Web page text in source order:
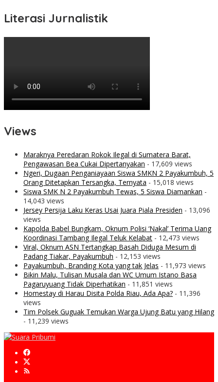
Literasi Jurnalistik
Views
Maraknya Peredaran Rokok Ilegal di Sumatera Barat,
Pengawasan Bea Cukai Dipertanyakan - 17,609 views
Ngeri, Dugaan Penganiayaan Siswa SMKN 2 Payakumbuh, 5
Orang Ditetapkan Tersangka, Ternyata - 15,018 views
Siswa SMK N 2 Payakumbuh Tewas, 5 Siswa Diamankan -
14,043 views
Jersey Persija Laku Keras Usai Juara Piala Presiden - 13,096
views
Kapolda Babel Bungkam, Oknum Polisi ‘Nakal’ Terima Uang
Koordinasi Tambang Ilegal Teluk Kelabat - 12,473 views
Viral, Oknum ASN Tertangkap Basah Diduga Mesum di
Padang Tiakar, Payakumbuh - 12,153 views
Payakumbuh, Branding Kota yang tak Jelas - 11,973 views
Bikin Malu, Tulisan Musala dan WC Umum Istano Basa
Pagaruyuang Tidak Diperhatikan - 11,851 views
Homestay di Harau Disita Polda Riau, Ada Apa? - 11,396
views
Tim Polsek Guguak Temukan Warga Ujung Batu yang Hilang
- 11,239 views